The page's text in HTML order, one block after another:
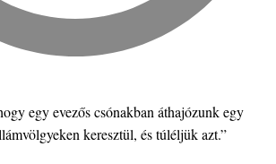
egy evezős csónakban áthajózunk egy
keresztül, és túléljük azt.”